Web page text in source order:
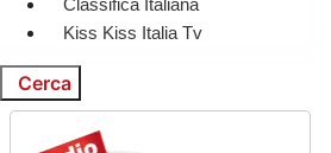
Classifica Italiana
Kiss Kiss Italia Tv
Cerca